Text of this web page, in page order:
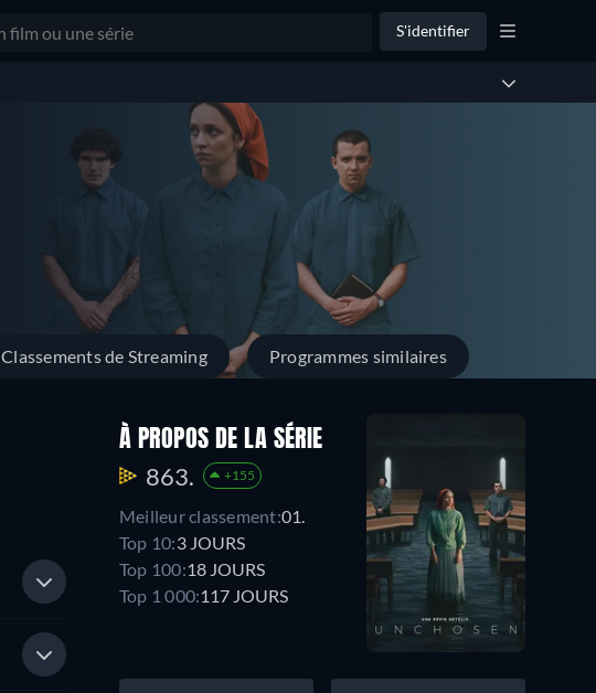
S'identifier
Classements de Streaming Programmes similaires
À PROPOS DE LA SÉRIE
863. +155
Meilleur classement:01.
Top 10:3 JOURS
Top 100:18 JOURS
Top 1 000:117 JOURS